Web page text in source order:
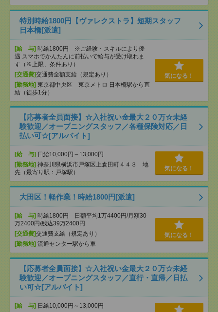
特別時給1800円【ヴァレクストラ】短期スタッフ
日本橋[派遣]
[給 与] 時給1800円 ※ご経験・スキルにより優
遇 スマホでかんたんに前払いで給与が受け取れま
す（※上限、条件あり）
[交通費]交通費全額支給（規定あり）
[勤務地] 東京都中央区 東京メトロ 日本橋駅から直
結（徒歩1分）
気になる！
【応募者全員面接】☆入社祝い金最大２０万☆未経
験歓迎／オープニングスタッフ／各種保険対応／日
払い可☆[アルバイト]
[給 与] 日給10,000円～13,000円
[勤務地] 神奈川県横浜市戸塚区上倉田町４４３ 地
先（最寄り駅：戸塚駅）
気になる！
大田区！軽作業！時給1800円[派遣]
[給 与] 時給1800円 日額平均1万4400円/月額30
万2400円/残込39万2400円
[交通費]交通費支給（規定あり）
[勤務地] 流通センター駅から車
気になる！
【応募者全員面接】☆入社祝い金最大２０万☆未経
験歓迎／オープニングスタッフ／直行・直帰／日払
い可☆[アルバイト]
[給 与] 日給10,000円～13,000円